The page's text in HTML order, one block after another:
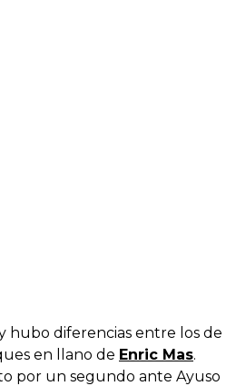
hubo diferencias entre los de
en llano de Enric Mas.
por un segundo ante Ayuso